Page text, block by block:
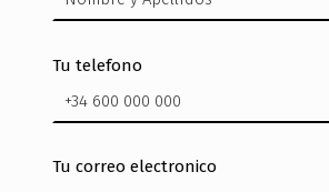
Tu telefono
Tu correo electronico